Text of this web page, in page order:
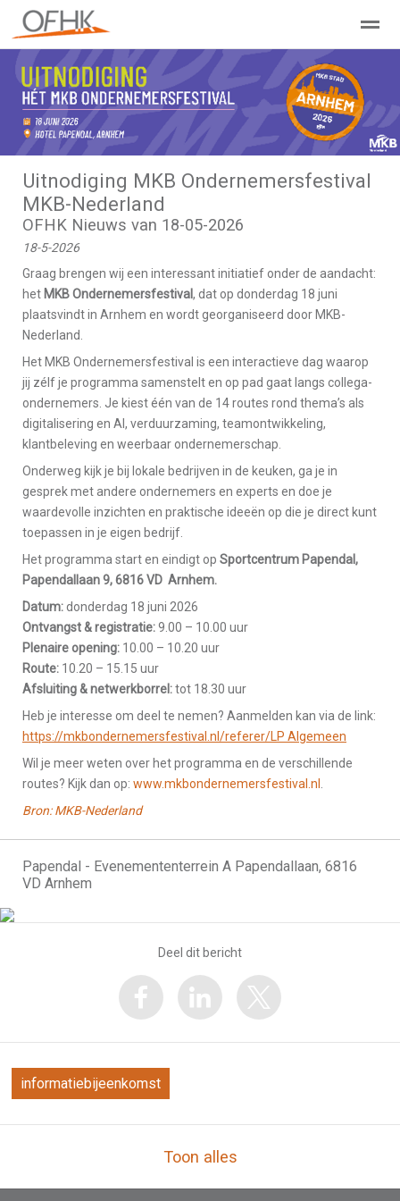
Ondernemers Federatie Hollands Kroon Leden - Lid worden?
Home Zoeken Nieuws Agenda
Uitnodiging MKB Ondernemersfestival
MKB-Nederland
OFHK Nieuws van 18-05-2026
18-5-2026
Graag brengen wij een interessant initiatief onder de aandacht:
het MKB Ondernemersfestival, dat op donderdag 18 juni
plaatsvindt in Arnhem en wordt georganiseerd door MKB-
Nederland.
Het MKB Ondernemersfestival is een interactieve dag waarop
jij zélf je programma samenstelt en op pad gaat langs collega-
ondernemers. Je kiest één van de 14 routes rond thema’s als
digitalisering en AI, verduurzaming, teamontwikkeling,
klantbeleving en weerbaar ondernemerschap.
Onderweg kijk je bij lokale bedrijven in de keuken, ga je in
gesprek met andere ondernemers en experts en doe je
waardevolle inzichten en praktische ideeën op die je direct kunt
toepassen in je eigen bedrijf.
Het programma start en eindigt op Sportcentrum Papendal,
Papendallaan 9, 6816 VD Arnhem.
Datum:donderdag 18 juni 2026
Ontvangst & registratie:9.00 – 10.00 uur
Plenaire opening: 10.00 – 10.20 uur
Route: 10.20 – 15.15 uur
Afsluiting & netwerkborrel:tot 18.30 uur
Heb je interesse om deel te nemen? Aanmelden kan via de link:
https://mkbondernemersfestival.nl/referer/LP Algemeen
Wil je meer weten over het programma en de verschillende
routes? Kijk dan op: www.mkbondernemersfestival.nl .
Bron: MKB-Nederland
Papendal - Evenemententerrein A Papendallaan, 6816
VD Arnhem
Deel dit bericht
informatiebijeenkomst
Toon alles